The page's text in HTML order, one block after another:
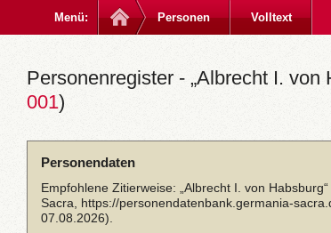
Menü: Personen Volltext
Personenregister - „Albrecht I. von
001)
Personendaten
Empfohlene Zitierweise: „Albrecht I. von
Sacra, https://personendatenbank.germania-
07.08.2026).